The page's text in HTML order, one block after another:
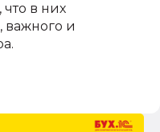
в них
важного и